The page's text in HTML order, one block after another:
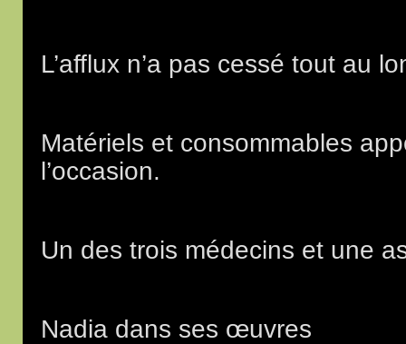
L’afflux n’a pas cessé tout au
Matériels et consommables
l’occasion.
Un des trois médecins et une
Nadia dans ses œuvres